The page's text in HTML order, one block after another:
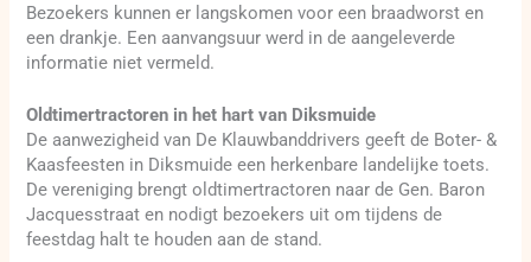
Bezoekers kunnen er langskomen voor een braadworst en
een drankje. Een aanvangsuur werd in de aangeleverde
informatie niet vermeld.
Oldtimertractoren in het hart van Diksmuide
De aanwezigheid van De Klauwbanddrivers geeft de Boter- &
Kaasfeesten in Diksmuide een herkenbare landelijke toets.
De vereniging brengt oldtimertractoren naar de Gen. Baron
Jacquesstraat en nodigt bezoekers uit om tijdens de
feestdag halt te houden aan de stand.